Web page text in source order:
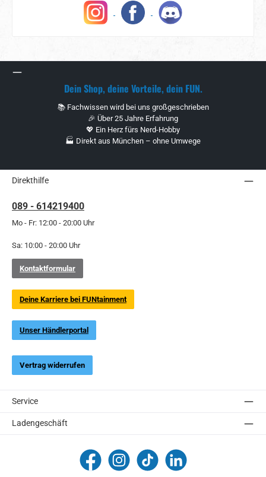
Dein Shop, deine Vorteile, dein FUN.
📚 Fachwissen wird bei uns großgeschrieben
🎉 Über 25 Jahre Erfahrung
💖 Ein Herz fürs Nerd-Hobby
🏭 Direkt aus München – ohne Umwege
Direkthilfe
089 - 614219400
Mo - Fr: 12:00 - 20:00 Uhr
Sa: 10:00 - 20:00 Uhr
Kontaktformular
Deine Karriere bei FUNtainment
Unser Händlerportal
Vertrag widerrufen
Service
Ladengeschäft
FUNtainment Munich
funtainment_mucfuntainment_mucFUNtainment GmbH